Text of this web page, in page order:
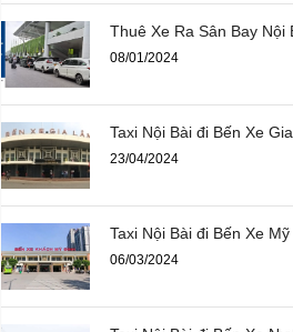
Thuê Xe Ra Sân Bay Nội
08/01/2024
Taxi Nội Bài đi Bến Xe
23/04/2024
Taxi Nội Bài đi Bến Xe
06/03/2024